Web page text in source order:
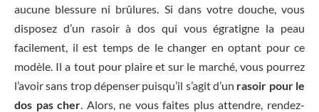
aucune blessure ni brûlures. Si dans votre douche, vous
disposez d’un rasoir à dos qui vous égratigne la peau
facilement, il est temps de le changer en optant pour ce
modèle. Il a tout pour plaire et sur le marché, vous pourrez
l’avoir sans trop dépenser puisqu’il s’agit d’un rasoir pour le
dos pas cher . Alors, ne vous faites plus attendre, rendez-